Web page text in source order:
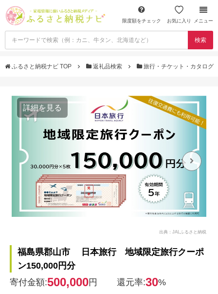
限度額をチェック お気に入り メニュー
検索
ふるさと納税ナビ TOP 返礼品検索 旅行・チケット・カタログ
詳細を見る
出典：JALふるさと納税
福島県郡山市 日本旅行 地域限定旅行クーポ
ン150,000円分
寄付金額:500,000円 還元率:30%